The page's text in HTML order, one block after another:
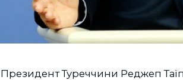
Президент Туреччини Реджеп